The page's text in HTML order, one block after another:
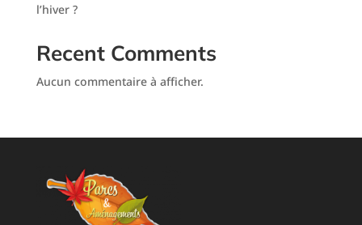
l’hiver ?
Recent Comments
Aucun commentaire à afficher.